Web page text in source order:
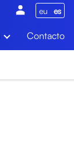
eu es
Contacto